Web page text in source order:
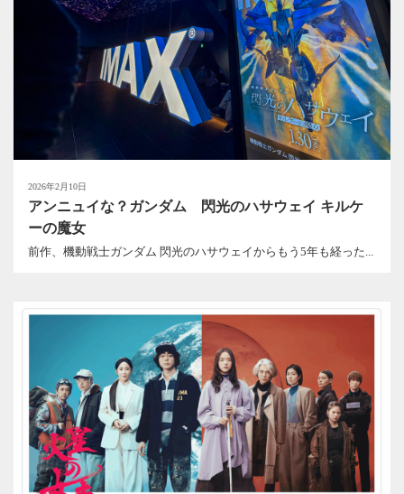
2026年2月10日
アンニュイな？ガンダム 閃光のハサウェイ キルケ
ーの魔女
前作、機動戦士ガンダム 閃光のハサウェイからもう5年も経った...